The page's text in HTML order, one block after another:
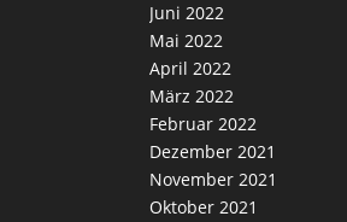
Juni 2022
Mai 2022
April 2022
März 2022
Februar 2022
Dezember 2021
November 2021
Oktober 2021